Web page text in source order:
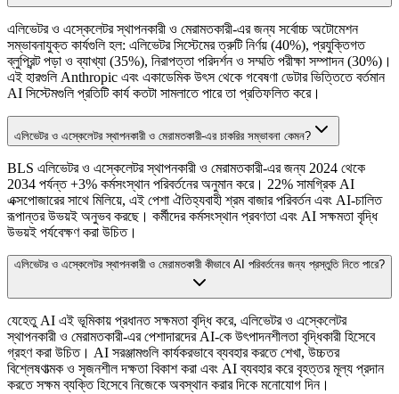
এলিভেটর ও এস্কেলেটর স্থাপনকারী ও মেরামতকারী-এর জন্য সর্বোচ্চ অটোমেশন
সম্ভাবনাযুক্ত কার্যগুলি হল: এলিভেটর সিস্টেমের ত্রুটি নির্ণয় (40%), প্রযুক্তিগত
ব্লুপ্রিন্ট পড়া ও ব্যাখ্যা (35%), নিরাপত্তা পরিদর্শন ও সম্মতি পরীক্ষা সম্পাদন (30%)।
এই হারগুলি Anthropic এবং একাডেমিক উৎস থেকে গবেষণা ডেটার ভিত্তিতে বর্তমান
AI সিস্টেমগুলি প্রতিটি কার্য কতটা সামলাতে পারে তা প্রতিফলিত করে।
এলিভেটর ও এস্কেলেটর স্থাপনকারী ও মেরামতকারী-এর চাকরির সম্ভাবনা কেমন?
BLS এলিভেটর ও এস্কেলেটর স্থাপনকারী ও মেরামতকারী-এর জন্য 2024 থেকে
2034 পর্যন্ত +3% কর্মসংস্থান পরিবর্তনের অনুমান করে। 22% সামগ্রিক AI
এক্সপোজারের সাথে মিলিয়ে, এই পেশা ঐতিহ্যবাহী শ্রম বাজার পরিবর্তন এবং AI-চালিত
রূপান্তর উভয়ই অনুভব করছে। কর্মীদের কর্মসংস্থান প্রবণতা এবং AI সক্ষমতা বৃদ্ধি
উভয়ই পর্যবেক্ষণ করা উচিত।
এলিভেটর ও এস্কেলেটর স্থাপনকারী ও মেরামতকারী কীভাবে AI পরিবর্তনের জন্য প্রস্তুতি নিতে পারে?
যেহেতু AI এই ভূমিকায় প্রধানত সক্ষমতা বৃদ্ধি করে, এলিভেটর ও এস্কেলেটর
স্থাপনকারী ও মেরামতকারী-এর পেশাদারদের AI-কে উৎপাদনশীলতা বৃদ্ধিকারী হিসেবে
গ্রহণ করা উচিত। AI সরঞ্জামগুলি কার্যকরভাবে ব্যবহার করতে শেখা, উচ্চতর
বিশ্লেষণাত্মক ও সৃজনশীল দক্ষতা বিকাশ করা এবং AI ব্যবহার করে বৃহত্তর মূল্য প্রদান
করতে সক্ষম ব্যক্তি হিসেবে নিজেকে অবস্থান করার দিকে মনোযোগ দিন।